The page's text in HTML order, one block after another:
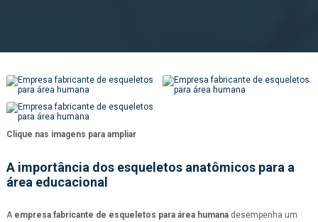
Clique nas imagens para ampliar
A importância dos esqueletos anatômicos para a
área educacional
A empresa fabricante de esqueletos para área humana desempenha um